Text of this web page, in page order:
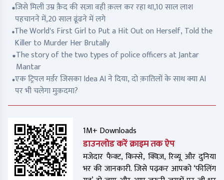
जिसे मिली उम्र क़ैद की सज़ा वही क़त्ल कर रहा था,10 साल लाश
पहचानने में,20 साल ढूंढने में लगे
The World's First Girl to Put a Hit Out on Herself, Told the
Killer to Murder Her Brutally
The story of the two types of police officers at Jantar
Mantar
एक ट्रिपल मर्डर जिसका Idea AI ने दिया, दो क़ातिलों के साथ क्या AI
पर भी चलेगा मुक़दमा?
1M+ Downloads
डाउनलोड करें क्राइम तक ऐप
मजेदार फैक्ट, किस्से, क्विज़, रिव्यू और दुनिया
भर की जानकारी. जिसे पढ़कर आपको ‘फीलिंग